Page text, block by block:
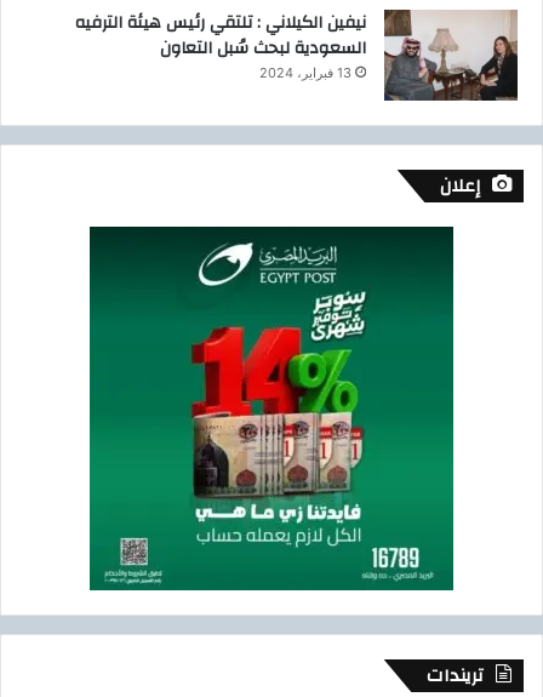
نيفين الكيلاني : تلتقي رئيس هيئة الترفيه
السعودية لبحث سُبل التعاون
13 فبراير، 2024
إعلان
تريندات